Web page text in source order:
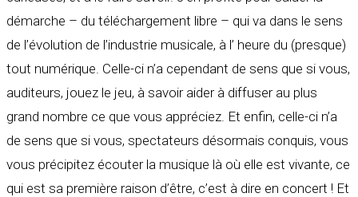
démarche – du téléchargement libre – qui va dans le sens
de l’évolution de l’industrie musicale, à l’ heure du (presque)
tout numérique. Celle-ci n’a cependant de sens que si vous,
auditeurs, jouez le jeu, à savoir aider à diffuser au plus
grand nombre ce que vous appréciez. Et enfin, celle-ci n’a
de sens que si vous, spectateurs désormais conquis, vous
vous précipitez écouter la musique là où elle est vivante, ce
qui est sa première raison d’être, c’est à dire en concert ! Et